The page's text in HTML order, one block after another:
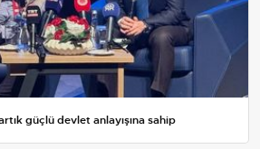
güçlü devlet anlayışına sahip